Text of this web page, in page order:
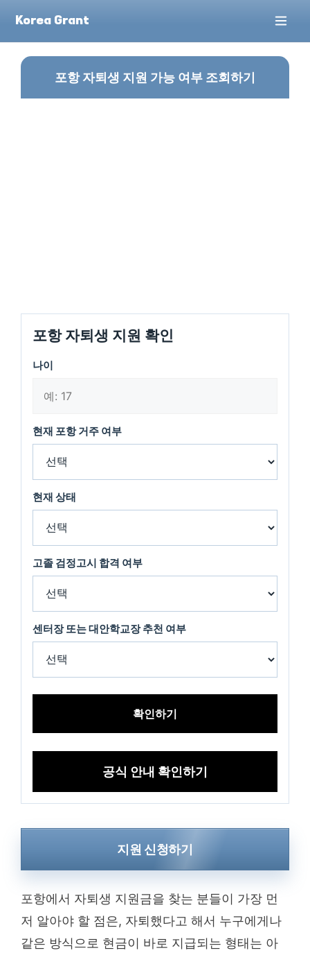
Korea Grant
포항 자퇴생 지원 가능 여부 조회하기
포항 자퇴생 지원 확인
나이
현재 포항 거주 여부
현재 상태
고졸 검정고시 합격 여부
센터장 또는 대안학교장 추천 여부
확인하기
공식 안내 확인하기
지원 신청하기
포항에서 자퇴생 지원금을 찾는 분들이 가장 먼
저 알아야 할 점은, 자퇴했다고 해서 누구에게나
같은 방식으로 현금이 바로 지급되는 형태는 아